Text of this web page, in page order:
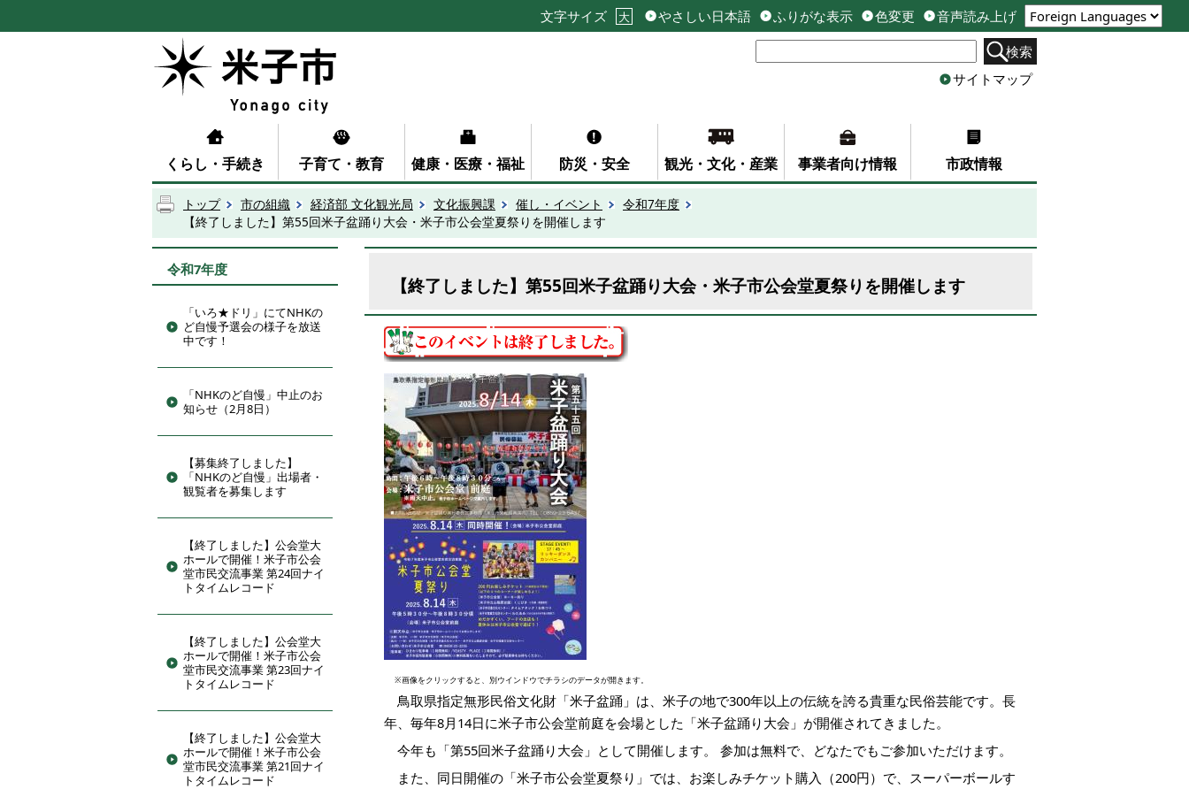
文字サイズ 大 やさしい日本語 ふりがな表示 色変更
音声読み上げ
検索
サイトマップ
くらし・手続き 子育て・教育 健康・医療・福祉 防災・安全 観光・文化・産業 事業者向け情報 市政情報
トップ 市の組織 経済部 文化観光局 文化振興課 催し・イベント
令和7年度
【終了しました】第55回米子盆踊り大会・米子市公会堂夏祭りを開催します
令和7年度
「いろ★ドリ」にてNHKの
ど自慢予選会の様子を放送
中です！
「NHKのど自慢」中止のお
知らせ（2月8日）
【募集終了しました】
「NHKのど自慢」出場者・
観覧者を募集します
【終了しました】公会堂大
ホールで開催！米子市公会
堂市民交流事業 第24回ナイ
トタイムレコード
【終了しました】公会堂大
ホールで開催！米子市公会
堂市民交流事業 第23回ナイ
トタイムレコード
【終了しました】公会堂大
ホールで開催！米子市公会
堂市民交流事業 第21回ナイ
トタイムレコード
【終了しました】第55回米子盆踊り大会・米子市公会堂夏祭りを開催します
※画像をクリックすると、別ウインドウでチラシのデータが開きます。
鳥取県指定無形民俗文化財「米子盆踊」は、米子の地で300年以上の伝統を誇る貴重な民俗芸能です。長
年、毎年8月14日に米子市公会堂前庭を会場とした「米子盆踊り大会」が開催されてきました。
今年も「第55回米子盆踊り大会」として開催します。 参加は無料で、どなたでもご参加いただけます。
また、同日開催の「米子市公会堂夏祭り」では、お楽しみチケット購入（200円）で、スーパーボールす